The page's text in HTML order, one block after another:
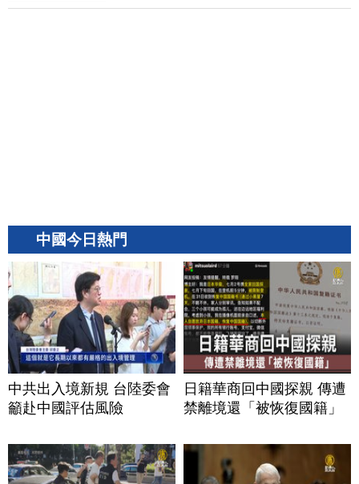
中國今日熱門
中共出入境新規 台陸委會
籲赴中國評估風險
日籍華商回中國探親 傳遭
禁離境還「被恢復國籍」